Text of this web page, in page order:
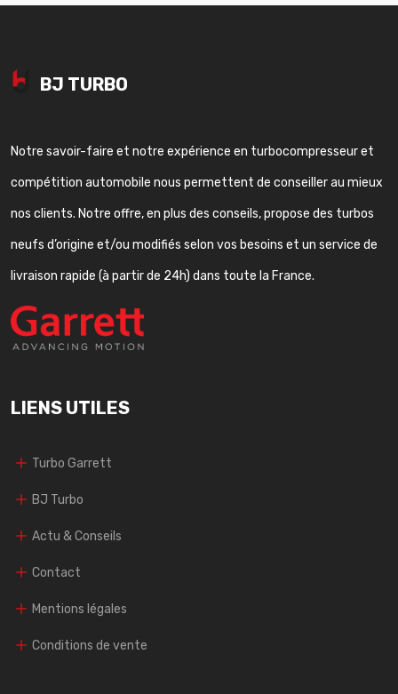
BJ TURBO
Notre savoir-faire et notre expérience en turbocompresseur et
compétition automobile nous permettent de conseiller au mieux
nos clients. Notre offre, en plus des conseils, propose des turbos
neufs d’origine et/ou modifiés selon vos besoins et un service de
livraison rapide (à partir de 24h) dans toute la France.
LIENS UTILES
Turbo Garrett
BJ Turbo
Actu & Conseils
Contact
Mentions légales
Conditions de vente